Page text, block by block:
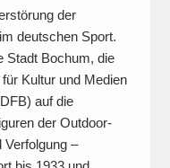
der
deutschen Sport.
Stadt Bochum, die
Kultur und Medien
auf die
der Outdoor-
Verfolgung –